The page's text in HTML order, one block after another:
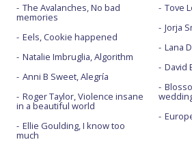
The Avalanches, No bad
memories
Eels, Cookie happened
Natalie Imbruglia, Algorithm
Anni B Sweet, Alegría
Roger Taylor, Violence insane
in a beautiful world
Ellie Goulding, I know too
much
Tove
Jorja
Lana
David